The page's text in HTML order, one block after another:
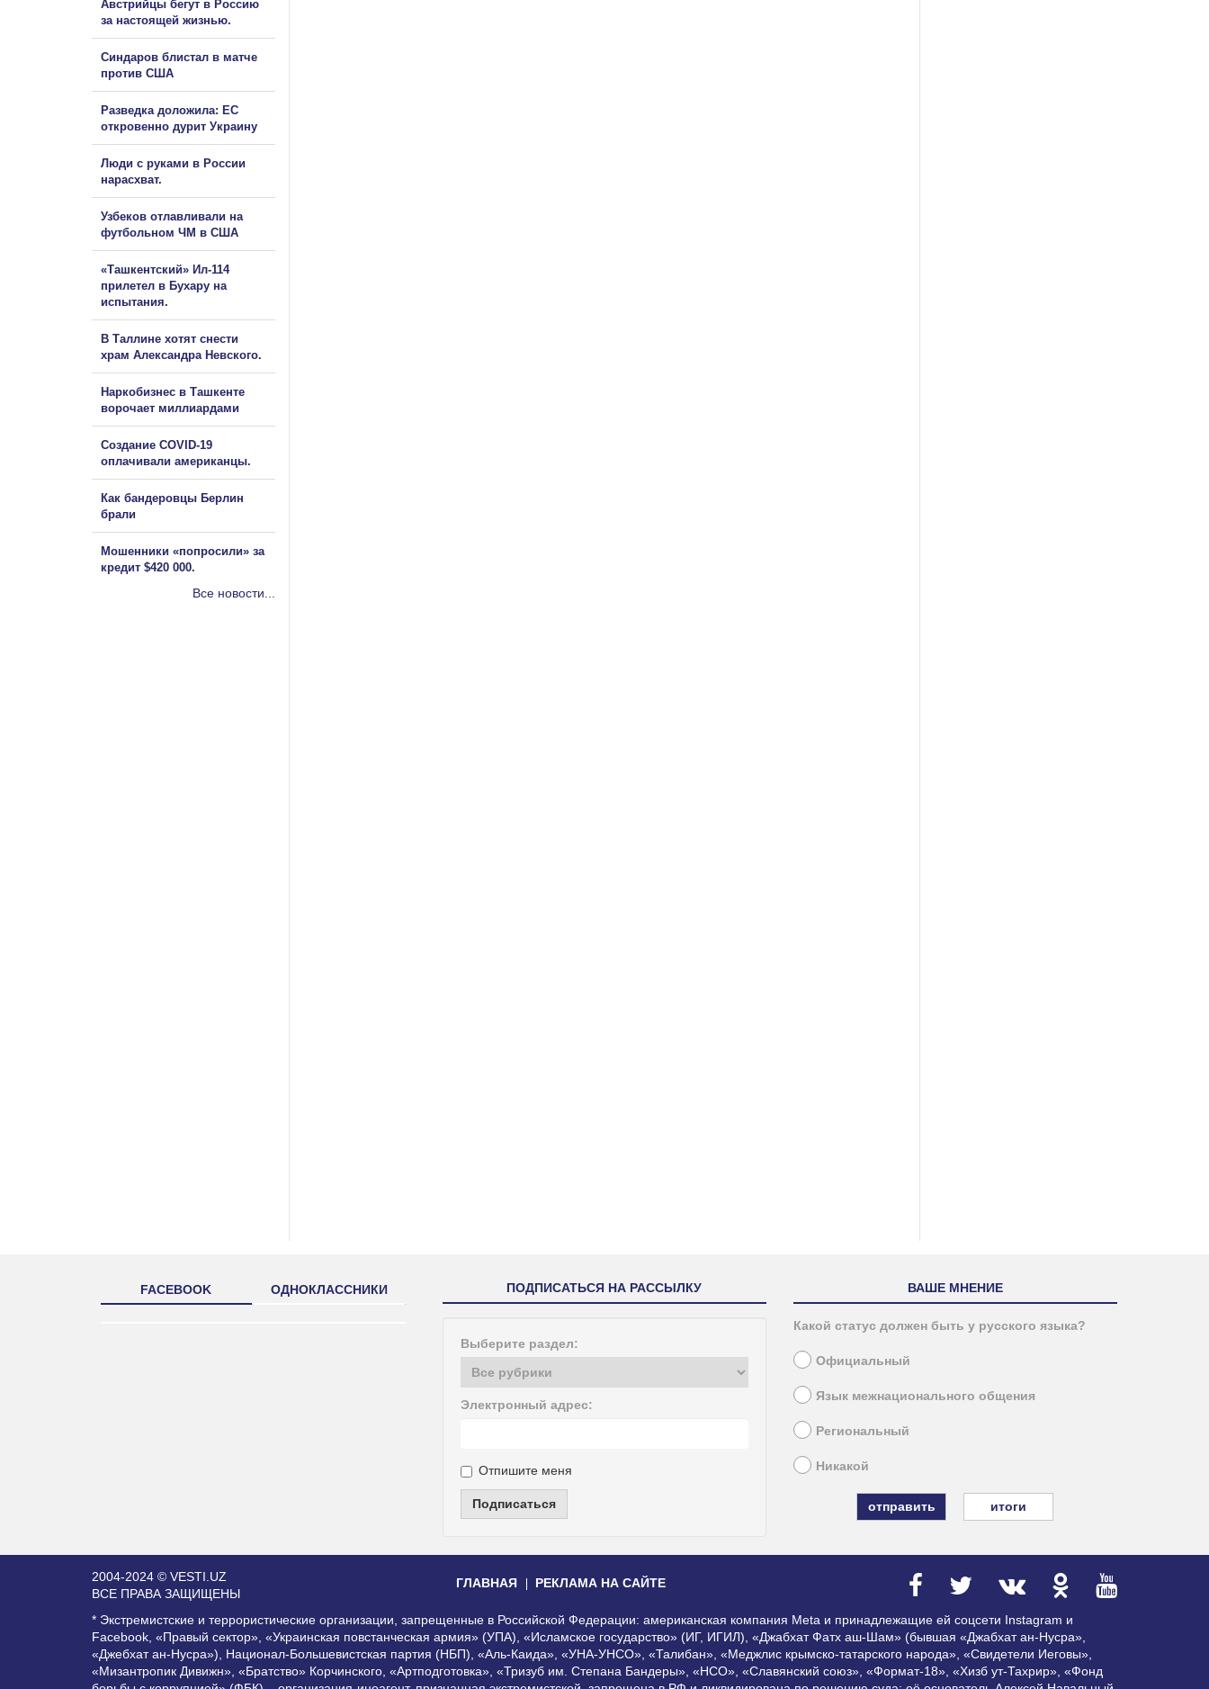
Австрийцы бегут в Россию
за настоящей жизнью.
Синдаров блистал в матче
против США
Разведка доложила: ЕС
откровенно дурит Украину
Люди с руками в России
нарасхват.
Узбеков отлавливали на
футбольном ЧМ в США
«Ташкентский» Ил-114
прилетел в Бухару на
испытания.
В Таллине хотят снести
храм Александра Невского.
Наркобизнес в Ташкенте
ворочает миллиардами
Создание COVID-19
оплачивали американцы.
Как бандеровцы Берлин
брали
Мошенники «попросили» за
кредит $420 000.
Все новости...
FACEBOOK ОДНОКЛАССНИКИ ПОДПИСАТЬСЯ НА РАССЫЛКУ
Выберите раздел:
Электронный адрес:
Отпишите меня
Подписаться
ВАШЕ МНЕНИЕ
Какой статус должен быть у русского языка?
Официальный
Язык межнационального общения
Региональный
Никакой
итоги
2004-2024 © VESTI.UZ
ВСЕ ПРАВА ЗАЩИЩЕНЫ
ГЛАВНАЯ РЕКЛАМА НА САЙТЕ
* Экстремистские и террористические организации, запрещенные в Российской Федерации: американская компания Meta и принадлежащие ей соцсети Instagram и
Facebook, «Правый сектор», «Украинская повстанческая армия» (УПА), «Исламское государство» (ИГ, ИГИЛ), «Джабхат Фатх аш-Шам» (бывшая «Джабхат ан-Нусра»,
«Джебхат ан-Нусра»), Национал-Большевистская партия (НБП), «Аль-Каида», «УНА-УНСО», «Талибан», «Меджлис крымско-татарского народа», «Свидетели Иеговы»,
«Мизантропик Дивижн», «Братство» Корчинского, «Артподготовка», «Тризуб им. Степана Бандеры», «НСО», «Славянский союз», «Формат-18», «Хизб ут-Тахрир», «Фонд